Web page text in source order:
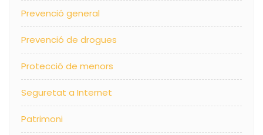
Prevenció general
Prevenció de drogues
Protecció de menors
Seguretat a Internet
Patrimoni